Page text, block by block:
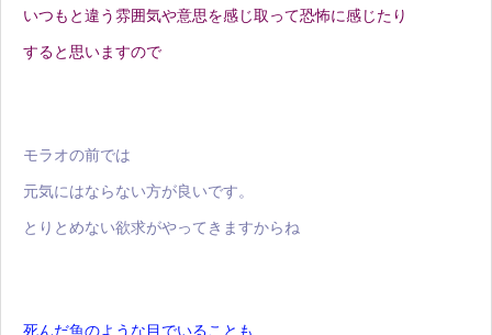
いつもと違う雰囲気や意思を感じ取って恐怖に感じたり
すると思いますので
モラオの前では
元気にはならない方が良いです。
とりとめない欲求がやってきますからね
死んだ魚のような目でいることも